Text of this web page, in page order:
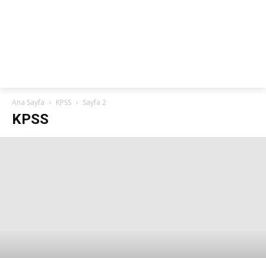
Ana Sayfa KPSS Sayfa 2
KPSS